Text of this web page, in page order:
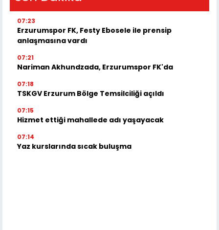
07:23
Erzurumspor FK, Festy Ebosele ile prensip
anlaşmasına vardı
07:21
Nariman Akhundzada, Erzurumspor FK'da
07:18
TSKGV Erzurum Bölge Temsilciliği açıldı
07:15
Hizmet ettiği mahallede adı yaşayacak
07:14
Yaz kurslarında sıcak buluşma